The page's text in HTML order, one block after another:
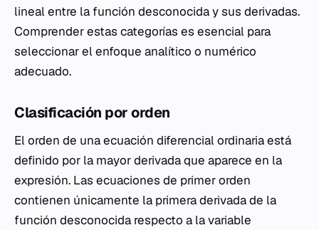
lineal entre la función desconocida y sus derivadas.
Comprender estas categorías es esencial para
seleccionar el enfoque analítico o numérico
adecuado.
Clasificación por orden
El orden de una ecuación diferencial ordinaria está
definido por la mayor derivada que aparece en la
expresión. Las ecuaciones de primer orden
contienen únicamente la primera derivada de la
función desconocida respecto a la variable